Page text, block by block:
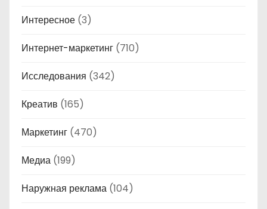
Интересное (3)
Интернет-маркетинг (710)
Исследования (342)
Креатив (165)
Маркетинг (470)
Медиа (199)
Наружная реклама (104)